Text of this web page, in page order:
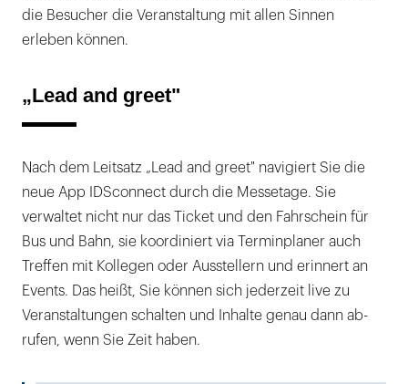
die Besucher die Veranstaltung mit allen Sinnen
erleben können.
„Lead and greet"
Nach dem Leitsatz „Lead and greet" navigiert Sie die
neue App IDSconnect durch die Messetage. Sie
verwaltet nicht nur das Ticket und den Fahrschein für
Bus und Bahn, sie koordiniert via Terminplaner auch
Treffen mit Kollegen oder Ausstellern und erinnert an
Events. Das heißt, Sie können sich jederzeit live zu
Veranstaltungen schalten und Inhalte genau dann ab­
rufen, wenn Sie Zeit haben.